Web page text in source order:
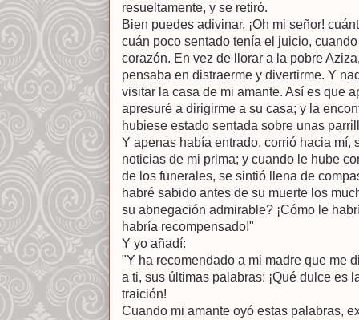
resueltamente, y se retiró.
Bien puedes adivinar, ¡Oh mi señor!
cuán poco sentado tenía el juicio,
corazón. En vez de llorar a la pobre
pensaba en distraerme y divertirme. Y
visitar la casa de mi amante. Así es que
apresuré a dirigirme a su casa; y la
hubiese estado sentada sobre unas
Y apenas había entrado, corrió hacia mí,
noticias de mi prima; y cuando le hube
de los funerales, se sintió llena de
habré sabido antes de su muerte los
su abnegación admirable? ¡Cómo le
habría recompensado!"
Y yo añadí:
"Y ha recomendado a mi madre que me
a ti, sus últimas palabras: ¡Qué dulce es
traición!
Cuando mi amante oyó estas palabras,